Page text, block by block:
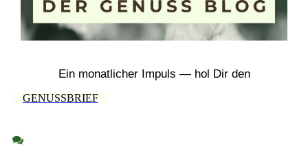
Ein monatlicher Impuls — hol Dir den
GENUSSBRIEF